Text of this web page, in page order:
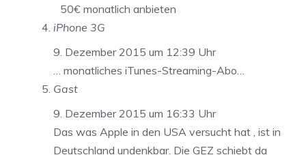
50€ monatlich anbieten
iPhone 3G
9. Dezember 2015 um 12:39 Uhr
… monatliches iTunes-Streaming-Abo…
Gast
9. Dezember 2015 um 16:33 Uhr
Das was Apple in den USA versucht hat , ist in
Deutschland undenkbar. Die GEZ schiebt da